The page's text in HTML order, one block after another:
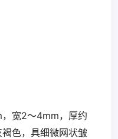
宽2～4mm，厚约
色，具细微网状皱